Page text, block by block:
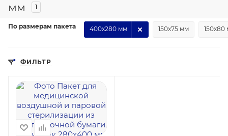
мм
1
По размерам пакета 150х75 мм 150х80
400х280 мм
ФИЛЬТР